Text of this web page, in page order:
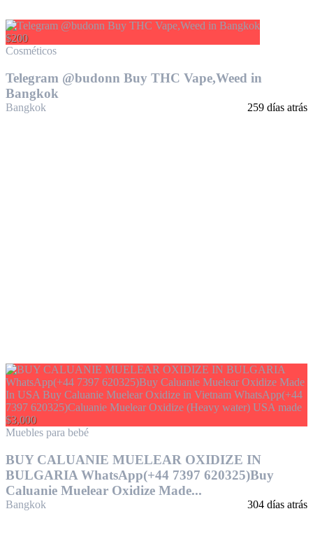
$200
Cosméticos
Telegram @budonn Buy THC Vape,Weed in
Bangkok
Bangkok 259 días atrás
$3,000
Muebles para bebé
BUY CALUANIE MUELEAR OXIDIZE IN
BULGARIA WhatsApp(+44 7397 620325)Buy
Caluanie Muelear Oxidize Made...
Bangkok 304 días atrás